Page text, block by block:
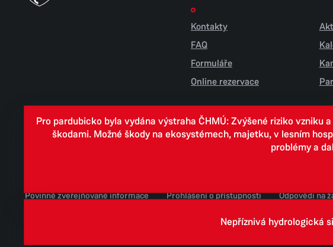
Kontakty
FAQ
Formuláře
Online rezervace
Povinně zveřejňované informace
Prohlášení o přístupnosti
Odpovědi na
Pro pardubicko byla vydána výstraha ČHMÚ: Zvýšené riziko vzniku
škodami. Možné škody na ekosystémech, majetku, v lesním
problémy a
Nepříznivá hydrologická